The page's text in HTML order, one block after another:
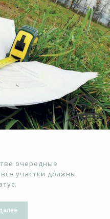
очередные
участки должны